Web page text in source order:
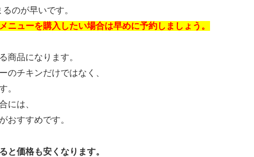
のが早いです。
ニューを購入したい場合は早めに予約しましょう。
商品になります。
のチキンだけではなく、
。
には、
おすすめです。
と価格も安くなります。